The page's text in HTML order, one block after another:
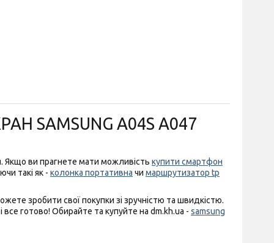
SAMSUNG A04S A047
Якщо ви прагнете мати можливість купити смартфон
такі як - колонка портативна чи маршрутизатор tp
зробити свої покупки зі зручністю та швидкістю.
готово! Обирайте та купуйте на dm.kh.ua - samsung